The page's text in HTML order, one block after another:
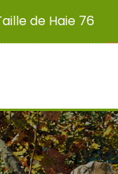
de Haie 76